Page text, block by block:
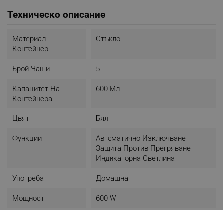
Техническо описание
Материал
Контейнер
Стъкло
Брой Чаши 5
Капацитет На
Контейнера
600 Мл
Цвят Бял
Функции
Автоматично Изключване
Защита Против Прегряване
Индикаторна Светлина
Употреба Домашна
Мощност 600 W